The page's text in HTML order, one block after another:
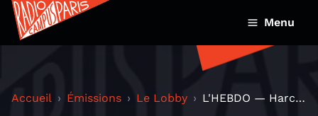
Menu
Accueil Émissions Le Lobby L'HEBDO — Harcèlement scolaire : comment rendre l'...